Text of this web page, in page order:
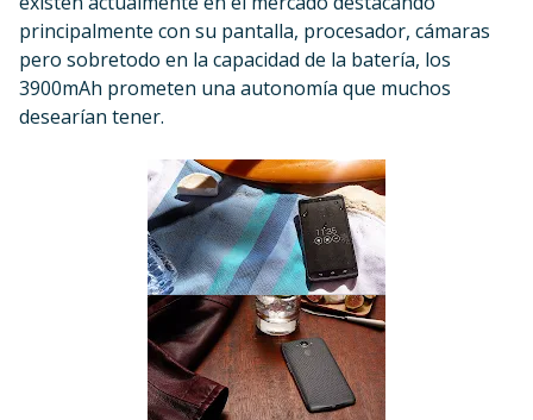
principalmente con su pantalla, procesador, cámaras
pero sobretodo en la capacidad de la batería, los
3900mAh prometen una autonomía que muchos
desearían tener.